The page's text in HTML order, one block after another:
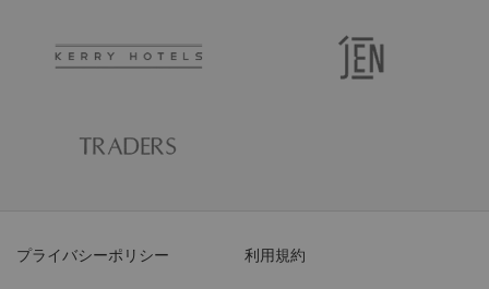
プライバシーポリシー 利用規約